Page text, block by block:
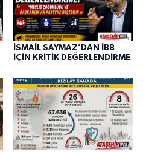
İSMAİL SAYMAZ’DAN İBB
İÇİN KRİTİK DEĞERLENDİRME